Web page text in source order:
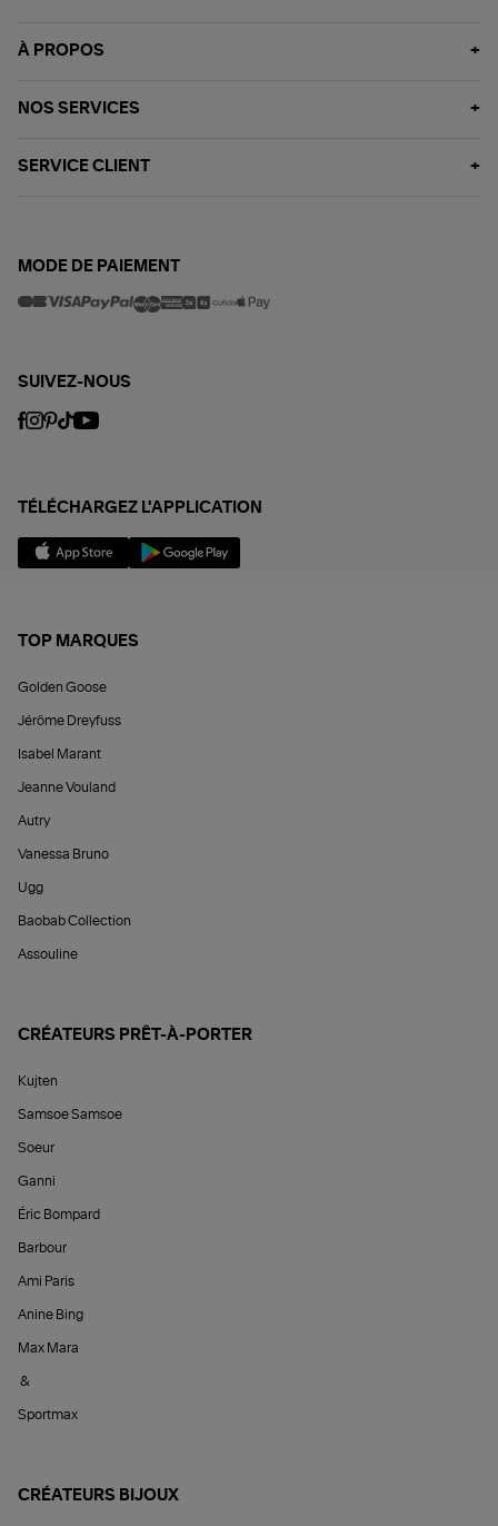
À PROPOS
NOS SERVICES
SERVICE CLIENT
MODE DE PAIEMENT
SUIVEZ-NOUS
TÉLÉCHARGEZ L'APPLICATION
TOP MARQUES
Golden Goose
Jérôme Dreyfuss
Isabel Marant
Jeanne Vouland
Autry
Vanessa Bruno
Ugg
Baobab Collection
Assouline
CRÉATEURS PRÊT-À-PORTER
Kujten
Samsoe Samsoe
Soeur
Ganni
Éric Bompard
Barbour
Ami Paris
Anine Bing
Max Mara
&
Sportmax
CRÉATEURS BIJOUX